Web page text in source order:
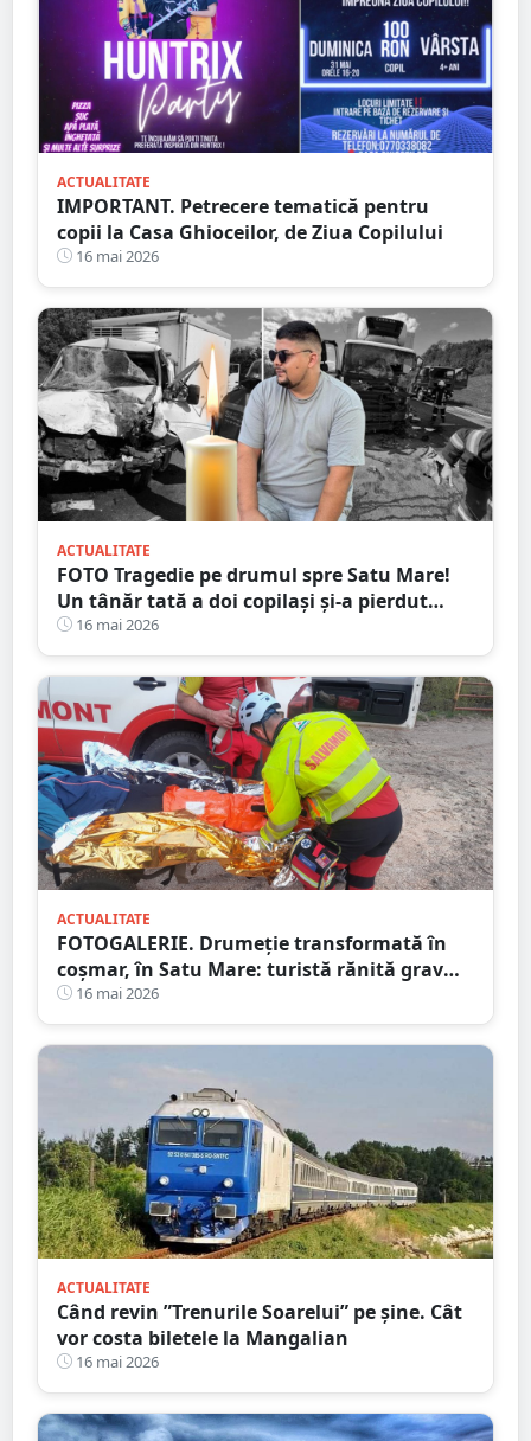
ACTUALITATE
IMPORTANT. Petrecere tematică pentru
copii la Casa Ghioceilor, de Ziua Copilului
16 mai 2026
ACTUALITATE
FOTO Tragedie pe drumul spre Satu Mare!
Un tânăr tată a doi copilași și-a pierdut
viața într-un accident cumplit
16 mai 2026
ACTUALITATE
FOTOGALERIE. Drumeție transformată în
coșmar, în Satu Mare: turistă rănită grav
după ce a alergat pe un traseu acoperit cu
frunze
16 mai 2026
ACTUALITATE
Când revin ”Trenurile Soarelui” pe şine. Cât
vor costa biletele la Mangalian
16 mai 2026